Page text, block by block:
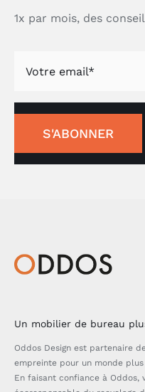
1x par mois, des
S'ABONNER
Un mobilier de bureau
Oddos Design est partenaire
empreinte pour un monde plus
En faisant confiance à Oddos,